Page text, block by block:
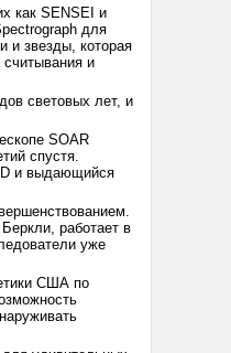
как SENSEI и
для
и звезды, которая
и
световых лет, и
SOAR
спустя.
и выдающийся
работает в
уже
США по